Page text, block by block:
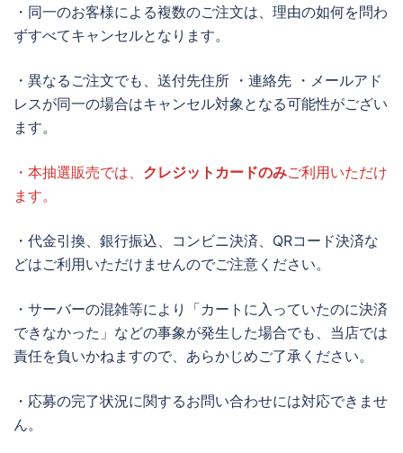
・同一のお客様による複数のご注文は、理由の如何を問わ
ずすべてキャンセルとなります。
・異なるご注文でも、送付先住所 ・連絡先 ・メールアド
レスが同一の場合はキャンセル対象となる可能性がござい
ます。
・本抽選販売では、 クレジットカードのみご利用いただけ
ます。
・代金引換、銀行振込、コンビニ決済、QRコード決済な
どはご利用いただけませんのでご注意ください。
・サーバーの混雑等により「カートに入っていたのに決済
できなかった」などの事象が発生した場合でも、当店では
責任を負いかねますので、あらかじめご了承ください。
・応募の完了状況に関するお問い合わせには対応できませ
ん。